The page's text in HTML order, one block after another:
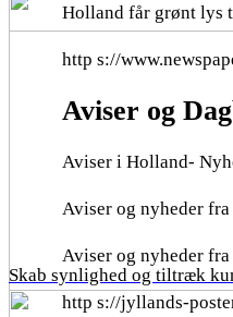
Skab synlighed og tiltræk
Holland får grønt lys
http s://
Aviser og
Aviser i Holland-
Aviser og nyheder
Aviser og nyheder
http s://jyllands-